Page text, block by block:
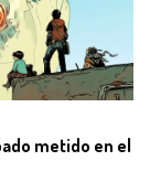
metido en el